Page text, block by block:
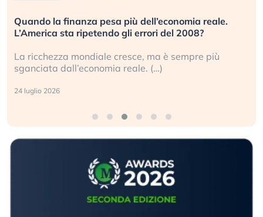
Quando la finanza pesa più dell’economia reale.
L’America sta ripetendo gli errori del 2008?
La ricchezza mondiale cresce, ma è sempre più
sganciata dall’economia reale. (…)
24 luglio 2026